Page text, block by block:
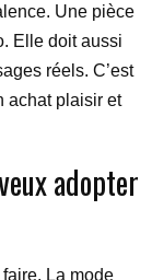
Une pièce
Elle doit aussi
réels. C’est
achat plaisir et
adopter
faire. La mode